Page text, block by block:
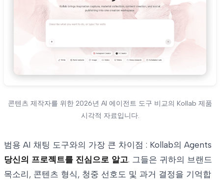
콘텐츠 제작자를 위한 2026년 AI 에이전트 도구 비교의 Kollab 제품
시각적 자료입니다.
범용 AI 채팅 도구와의 가장 큰 차이점 : Kollab의 Agents
당신의 프로젝트를 진심으로 알고. 그들은 귀하의 브랜드
목소리, 콘텐츠 형식, 청중 선호도 및 과거 결정을 기억합